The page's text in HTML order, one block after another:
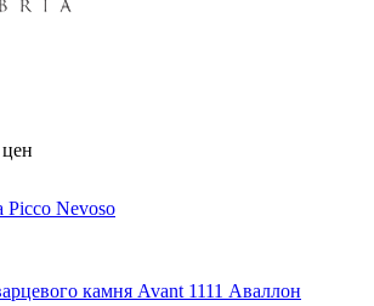
Picco Nevoso
камня Avant 1111 Аваллон